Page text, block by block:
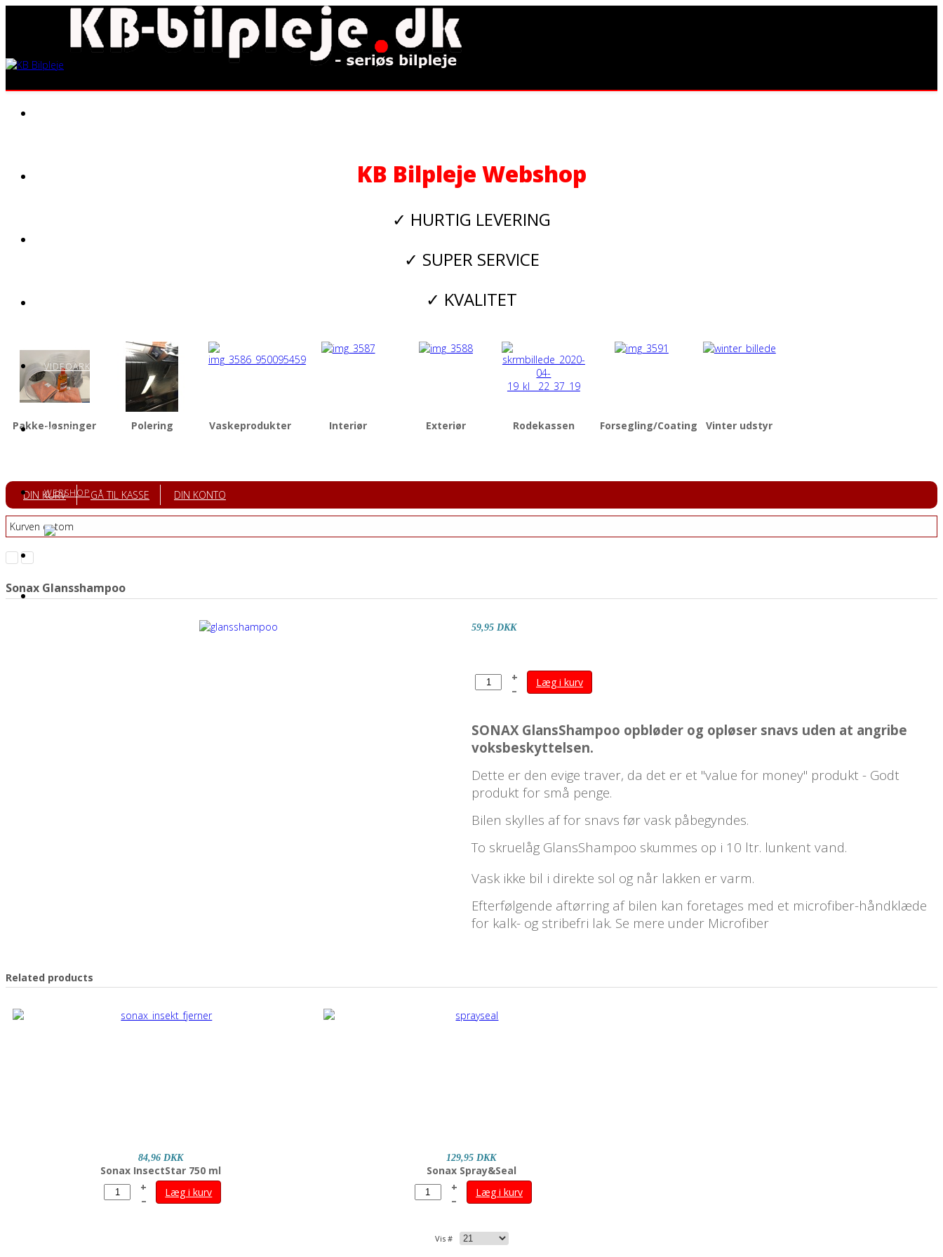
VIDEOARKIV
OM OS
WEBSHOP
KB Bilpleje Webshop
✓ HURTIG LEVERING
✓ SUPER SERVICE
✓ KVALITET
Pakke-løsninger Polering Vaskeprodukter Interiør Exteriør Rodekassen Forsegling/Coating Vinter udstyr
DIN KURV GÅ TIL KASSE DIN KONTO
Kurven er tom
Sonax Glansshampoo
59,95 DKK
+
–
Læg i kurv
SONAX GlansShampoo opbløder og opløser snavs uden at angribe
voksbeskyttelsen.
Dette er den evige traver, da det er et "value for money" produkt - Godt
produkt for små penge.
Bilen skylles af for snavs før vask påbegyndes.
To skruelåg GlansShampoo skummes op i 10 ltr. lunkent vand.
Vask ikke bil i direkte sol og når lakken er varm.
Efterfølgende aftørring af bilen kan foretages med et microfiber-håndklæde
for kalk- og stribefri lak. Se mere under Microfiber
Related products
84,96 DKK
Sonax InsectStar 750 ml
+
–
Læg i kurv
129,95 DKK
Sonax Spray&Seal
+
–
Læg i kurv
Vis #